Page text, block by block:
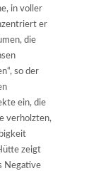
in voller
er
die
so der
ein, die
verholzten,
zeigt
Negative